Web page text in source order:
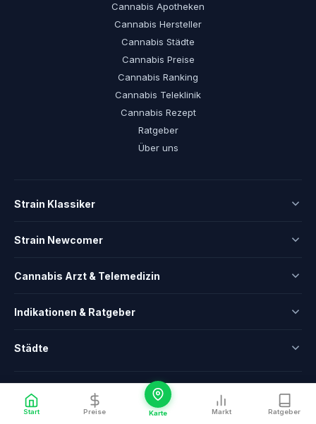
Cannabis Apotheken
Cannabis Hersteller
Cannabis Städte
Cannabis Preise
Cannabis Ranking
Cannabis Teleklinik
Cannabis Rezept
Ratgeber
Über uns
Strain Klassiker
Strain Newcomer
Cannabis Arzt & Telemedizin
Indikationen & Ratgeber
Städte
Ein Service von
CannaZen.de
RedaktionImpressum Datenschutz Cookie-Einstellungen
Start Preise Karte Markt Ratgeber